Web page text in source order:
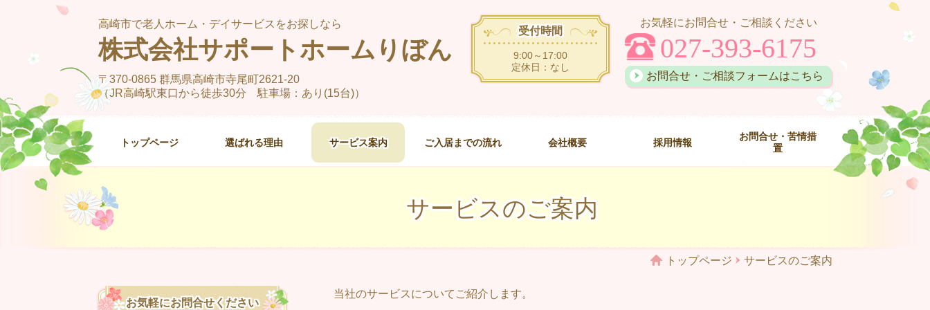
高崎市で老人ホーム・デイサービスをお探しなら
株式会社サポートホームりぼん
〒370-0865 群馬県高崎市寺尾町2621-20
（JR高崎駅東口から徒歩30分 駐車場：あり(15台)）
受付時間
9:00～17:00
定休日：なし
お気軽にお問合せ・ご相談ください
027-393-6175
お問合せ・ご相談フォームはこちら
トップページ 選ばれる理由 サービス案内 ご入居までの流れ 会社概要 採用情報
お問合せ・苦情措
置
サービスのご案内
トップページ サービスのご案内
当社のサービスについてご紹介します。
お気軽にお問合せください